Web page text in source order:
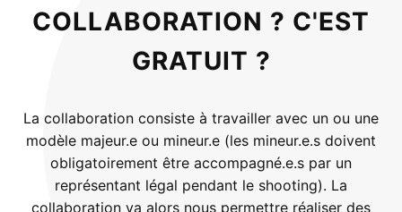
COLLABORATION ? C'EST
GRATUIT ?
La collaboration consiste à travailler avec un ou une
modèle majeur.e ou mineur.e (les mineur.e.s doivent
obligatoirement être accompagné.e.s par un
représentant légal pendant le shooting). La
collaboration va alors nous permettre réaliser des